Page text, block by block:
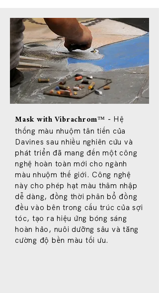
Mask with Vibrachrom™ - Hệ
thống màu nhuộm tân tiến của
Davines sau nhiều nghiên cứu và
phát triển đã mang đến một công
nghệ hoàn toàn mới cho ngành
màu nhuộm thế giới. Công nghệ
này cho phép hạt màu thâm nhập
dễ dàng, đồng thời phân bổ đồng
đều vào bên trong cấu trúc của sợi
tóc, tạo ra hiệu ứng bóng sáng
hoàn hảo, nuôi dưỡng sâu và tăng
cường độ bền màu tối ưu.